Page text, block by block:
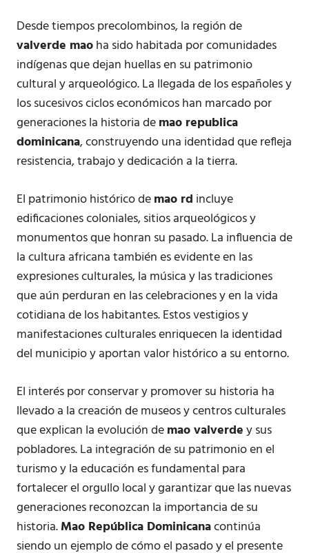
Desde tiempos precolombinos, la región de
valverde maoha sido habitada por comunidades
indígenas que dejan huellas en su patrimonio
cultural y arqueológico. La llegada de los españoles y
los sucesivos ciclos económicos han marcado por
generaciones la historia demao republica
dominicana, construyendo una identidad que refleja
resistencia, trabajo y dedicación a la tierra.
El patrimonio histórico demao rd incluye
edificaciones coloniales, sitios arqueológicos y
monumentos que honran su pasado. La influencia de
la cultura africana también es evidente en las
expresiones culturales, la música y las tradiciones
que aún perduran en las celebraciones y en la vida
cotidiana de los habitantes. Estos vestigios y
manifestaciones culturales enriquecen la identidad
del municipio y aportan valor histórico a su entorno.
El interés por conservar y promover su historia ha
llevado a la creación de museos y centros culturales
que explican la evolución demao valverdey sus
pobladores. La integración de su patrimonio en el
turismo y la educación es fundamental para
fortalecer el orgullo local y garantizar que las nuevas
generaciones reconozcan la importancia de su
historia.Mao República Dominicanacontinúa
siendo un ejemplo de cómo el pasado y el presente